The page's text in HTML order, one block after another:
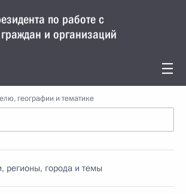
по работе с
и организаций
географии и тематике
регионы, города и темы